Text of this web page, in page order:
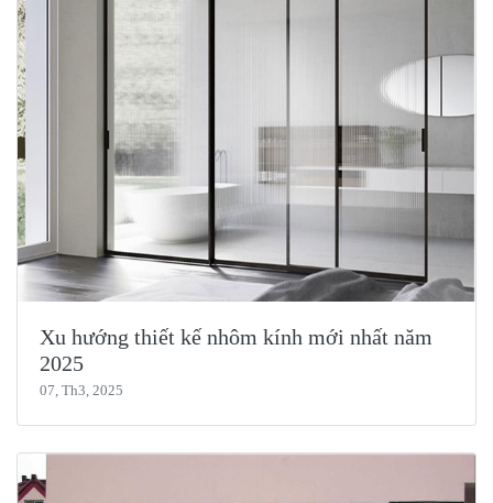
Xu hướng thiết kế nhôm kính mới nhất năm
2025
07, Th3, 2025